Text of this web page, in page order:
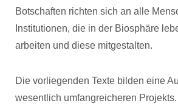
Botschaften richten sich an alle
Institutionen, die in der Biosphäre
arbeiten und diese mitgestalten.
Die vorliegenden Texte bilden eine
wesentlich umfangreicheren